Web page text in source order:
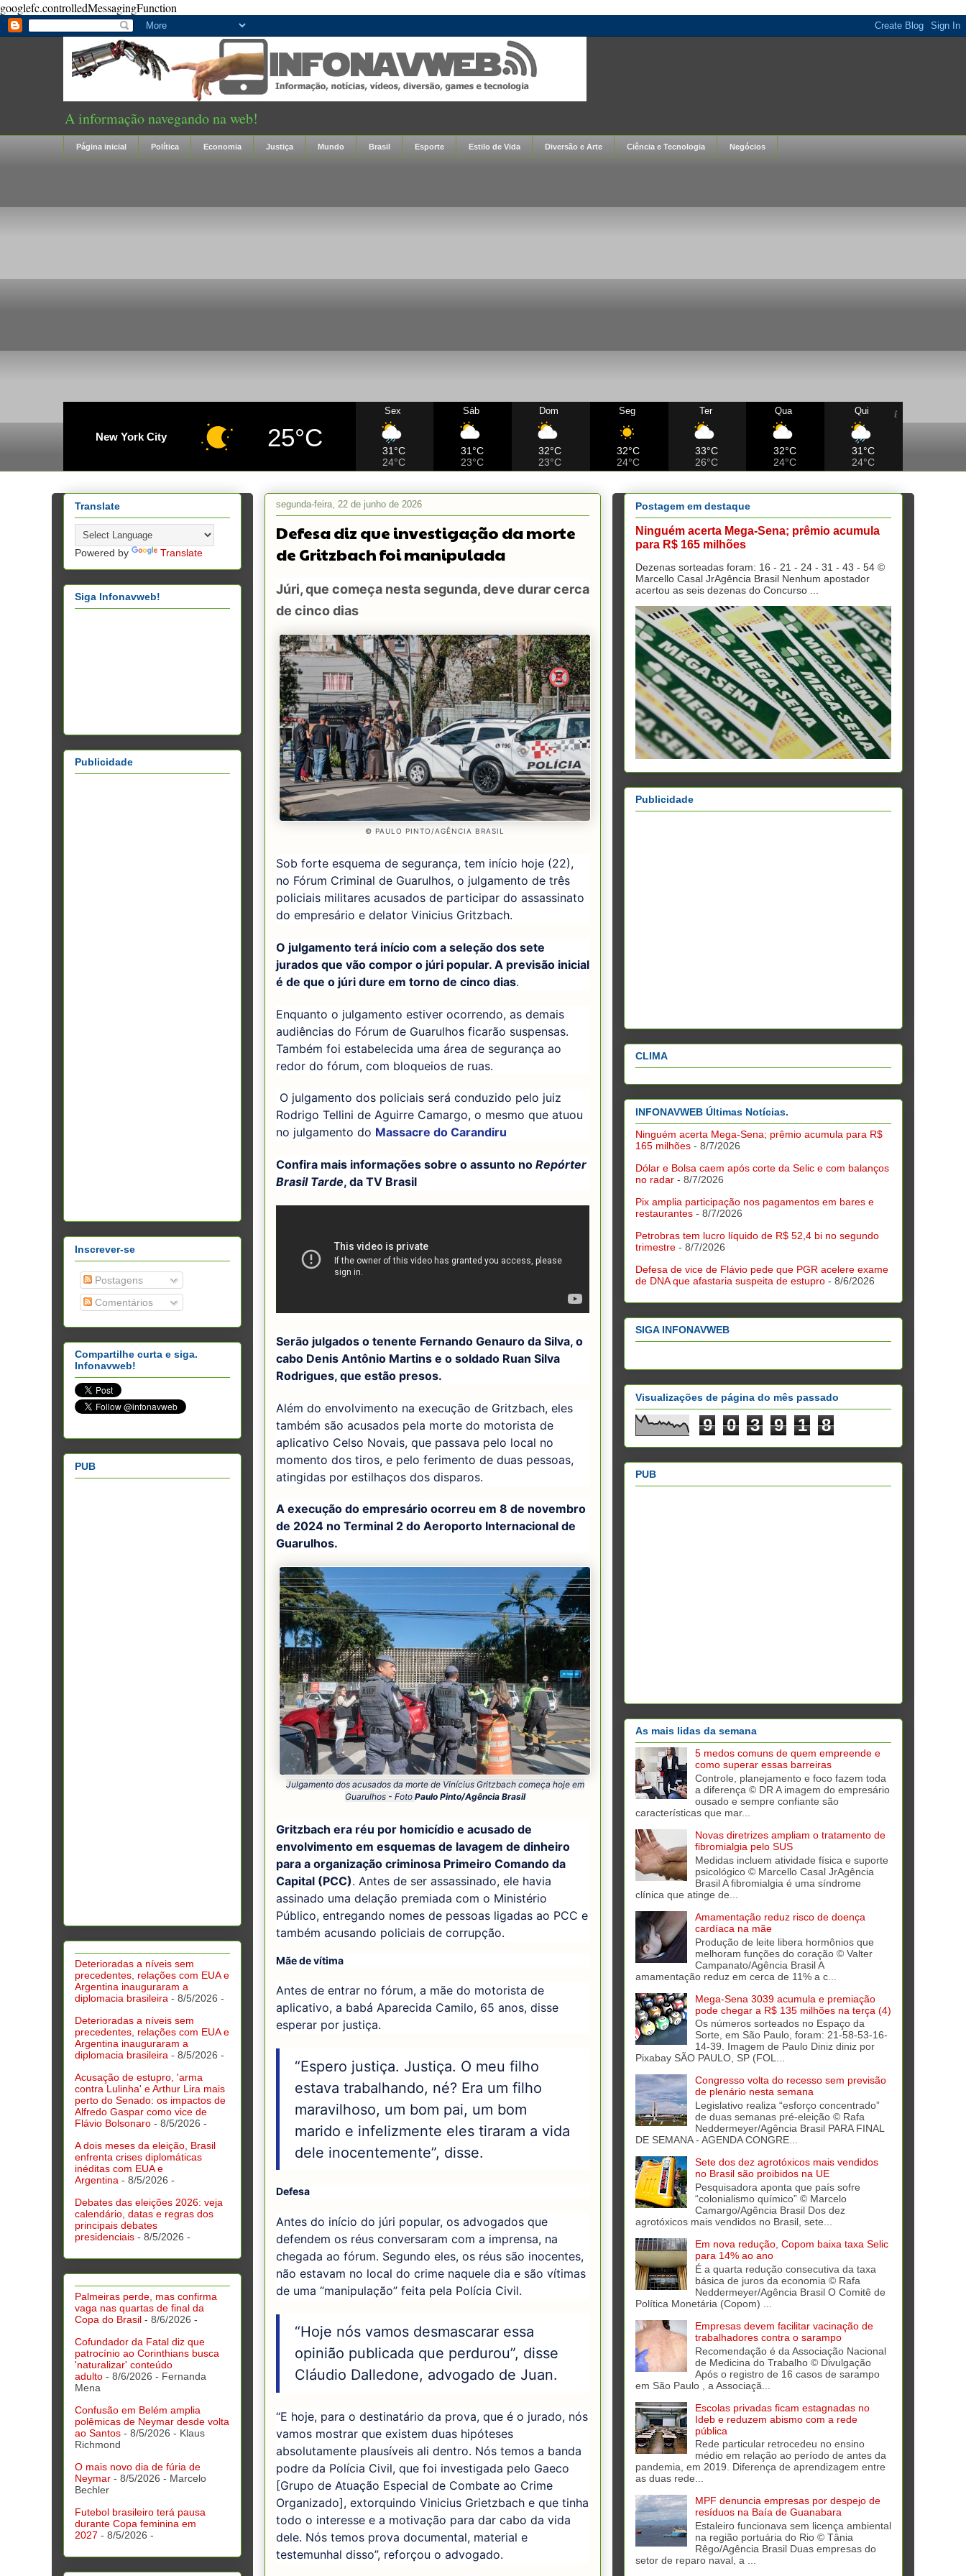
googlefc.controlledMessagingFunction
A informação navegando na web!
Página inicial Política Economia Justiça Mundo Brasil Esporte Estilo de Vida Diversão e Arte Ciência e Tecnologia Negócios
New York City 25°C
Sex
31°C
24°C
Sáb
31°C
23°C
Dom
32°C
23°C
Seg
32°C
24°C
Ter
33°C
26°C
Qua
32°C
24°C
Qui
31°C
24°C
segunda-feira, 22 de junho de 2026
Defesa diz que investigação da morte
de Gritzbach foi manipulada
Júri, que começa nesta segunda, deve durar cerca
de cinco dias
© PAULO PINTO/AGÊNCIA BRASIL
Sob forte esquema de segurança, tem início hoje (22),
no Fórum Criminal de Guarulhos, o julgamento de três
policiais militares acusados de participar do assassinato
do empresário e delator Vinicius Gritzbach.
O julgamento terá início com a seleção dos sete
jurados que vão compor o júri popular. A previsão inicial
é de que o júri dure em torno de cinco dias.
Enquanto o julgamento estiver ocorrendo, as demais
audiências do Fórum de Guarulhos ficarão suspensas.
Também foi estabelecida uma área de segurança ao
redor do fórum, com bloqueios de ruas.
O julgamento dos policiais será conduzido pelo juiz
Rodrigo Tellini de Aguirre Camargo, o mesmo que atuou
no julgamento do Massacre do Carandiru
Confira mais informações sobre o assunto no Repórter
Brasil Tarde, da TV Brasil
Serão julgados o tenente Fernando Genauro da Silva, o
cabo Denis Antônio Martins e o soldado Ruan Silva
Rodrigues, que estão presos.
Além do envolvimento na execução de Gritzbach, eles
também são acusados pela morte do motorista de
aplicativo Celso Novais, que passava pelo local no
momento dos tiros, e pelo ferimento de duas pessoas,
atingidas por estilhaços dos disparos.
A execução do empresário ocorreu em 8 de novembro
de 2024 no Terminal 2 do Aeroporto Internacional de
Guarulhos.
Julgamento dos acusados da morte de Vinícius Gritzbach começa hoje em
Guarulhos - Foto Paulo Pinto/Agência Brasil
Gritzbach era réu por homicídio e acusado de
envolvimento em esquemas de lavagem de dinheiro
para a organização criminosa Primeiro Comando da
Capital (PCC). Antes de ser assassinado, ele havia
assinado uma delação premiada com o Ministério
Público, entregando nomes de pessoas ligadas ao PCC e
também acusando policiais de corrupção.
Mãe de vítima
Antes de entrar no fórum, a mãe do motorista de
aplicativo, a babá Aparecida Camilo, 65 anos, disse
esperar por justiça.
“Espero justiça. Justiça. O meu filho
estava trabalhando, né? Era um filho
maravilhoso, um bom pai, um bom
marido e infelizmente eles tiraram a vida
dele inocentemente”, disse.
Defesa
Antes do início do júri popular, os advogados que
defendem os réus conversaram com a imprensa, na
chegada ao fórum. Segundo eles, os réus são inocentes,
não estavam no local do crime naquele dia e são vítimas
de uma “manipulação” feita pela Polícia Civil.
“Hoje nós vamos desmascarar essa
opinião publicada que perdurou”, disse
Cláudio Dalledone, advogado de Juan.
“E hoje, para o destinatário da prova, que é o jurado, nós
vamos mostrar que existem duas hipóteses
absolutamente plausíveis ali dentro. Nós temos a banda
podre da Polícia Civil, que foi investigada pelo Gaeco
[Grupo de Atuação Especial de Combate ao Crime
Organizado], extorquindo Vinicius Grietzbach e que tinha
todo o interesse e a motivação para dar cabo da vida
dele. Nós temos prova documental, material e
testemunhal disso”, reforçou o advogado.
Translate
Powered by Translate
Siga Infonavweb!
Publicidade
Inscrever-se
Postagens
Comentários
Compartilhe curta e siga.
Infonavweb!
PUB
Deterioradas a níveis sem
precedentes, relações com EUA e
Argentina inauguraram a
diplomacia brasileira - 8/5/2026 -
Deterioradas a níveis sem
precedentes, relações com EUA e
Argentina inauguraram a
diplomacia brasileira - 8/5/2026 -
Acusação de estupro, 'arma
contra Lulinha' e Arthur Lira mais
perto do Senado: os impactos de
Alfredo Gaspar como vice de
Flávio Bolsonaro - 8/5/2026 -
A dois meses da eleição, Brasil
enfrenta crises diplomáticas
inéditas com EUA e
Argentina - 8/5/2026 -
Debates das eleições 2026: veja
calendário, datas e regras dos
principais debates
presidenciais - 8/5/2026 -
Palmeiras perde, mas confirma
vaga nas quartas de final da
Copa do Brasil - 8/6/2026 -
Cofundador da Fatal diz que
patrocínio ao Corinthians busca
'naturalizar' conteúdo
adulto - 8/6/2026 - Fernanda
Mena
Confusão em Belém amplia
polêmicas de Neymar desde volta
ao Santos - 8/5/2026 - Klaus
Richmond
O mais novo dia de fúria de
Neymar - 8/5/2026 - Marcelo
Bechler
Futebol brasileiro terá pausa
durante Copa feminina em
2027 - 8/5/2026 -
Postagem em destaque
Ninguém acerta Mega-Sena; prêmio acumula
para R$ 165 milhões
Dezenas sorteadas foram: 16 - 21 - 24 - 31 - 43 - 54 ©
Marcello Casal JrAgência Brasil Nenhum apostador
acertou as seis dezenas do Concurso ...
Publicidade
CLIMA
INFONAVWEB Últimas Notícias.
Ninguém acerta Mega-Sena; prêmio acumula para R$
165 milhões - 8/7/2026
Dólar e Bolsa caem após corte da Selic e com balanços
no radar - 8/7/2026
Pix amplia participação nos pagamentos em bares e
restaurantes - 8/7/2026
Petrobras tem lucro líquido de R$ 52,4 bi no segundo
trimestre - 8/7/2026
Defesa de vice de Flávio pede que PGR acelere exame
de DNA que afastaria suspeita de estupro - 8/6/2026
SIGA INFONAVWEB
Visualizações de página do mês passado
9 0 3 9 1 8
PUB
As mais lidas da semana
5 medos comuns de quem empreende e
como superar essas barreiras
Controle, planejamento e foco fazem toda
a diferença © DR A imagem do empresário
ousado e sempre confiante são
características que mar...
Novas diretrizes ampliam o tratamento de
fibromialgia pelo SUS
Medidas incluem atividade física e suporte
psicológico © Marcello Casal JrAgência
Brasil A fibromialgia é uma síndrome
clínica que atinge de...
Amamentação reduz risco de doença
cardíaca na mãe
Produção de leite libera hormônios que
melhoram funções do coração © Valter
Campanato/Agência Brasil A
amamentação reduz em cerca de 11% a c...
Mega-Sena 3039 acumula e premiação
pode chegar a R$ 135 milhões na terça (4)
Os números sorteados no Espaço da
Sorte, em São Paulo, foram: 21-58-53-16-
14-39. Imagem de Paulo Diniz diniz por
Pixabay SÃO PAULO, SP (FOL...
Congresso volta do recesso sem previsão
de plenário nesta semana
Legislativo realiza “esforço concentrado”
de duas semanas pré-eleição © Rafa
Neddermeyer/Agência Brasil PARA FINAL
DE SEMANA - AGENDA CONGRE...
Sete dos dez agrotóxicos mais vendidos
no Brasil são proibidos na UE
Pesquisadora aponta que país sofre
“colonialismo químico” © Marcelo
Camargo/Agência Brasil Dos dez
agrotóxicos mais vendidos no Brasil, sete...
Em nova redução, Copom baixa taxa Selic
para 14% ao ano
É a quarta redução consecutiva da taxa
básica de juros da economia © Rafa
Neddermeyer/Agência Brasil O Comitê de
Política Monetária (Copom) ...
Empresas devem facilitar vacinação de
trabalhadores contra o sarampo
Recomendação é da Associação Nacional
de Medicina do Trabalho © Divulgação
Após o registro de 16 casos de sarampo
em São Paulo , a Associaçã...
Escolas privadas ficam estagnadas no
Ideb e reduzem abismo com a rede
pública
Rede particular retrocedeu no ensino
médio em relação ao período de antes da
pandemia, em 2019. Diferença de aprendizagem entre
as duas rede...
MPF denuncia empresas por despejo de
resíduos na Baía de Guanabara
Estaleiro funcionava sem licença ambiental
na região portuária do Rio © Tânia
Rêgo/Agência Brasil Duas empresas do
setor de reparo naval, a ...